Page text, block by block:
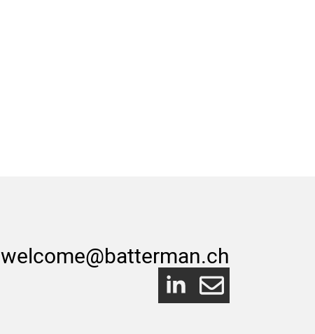
welcome@batterman.ch